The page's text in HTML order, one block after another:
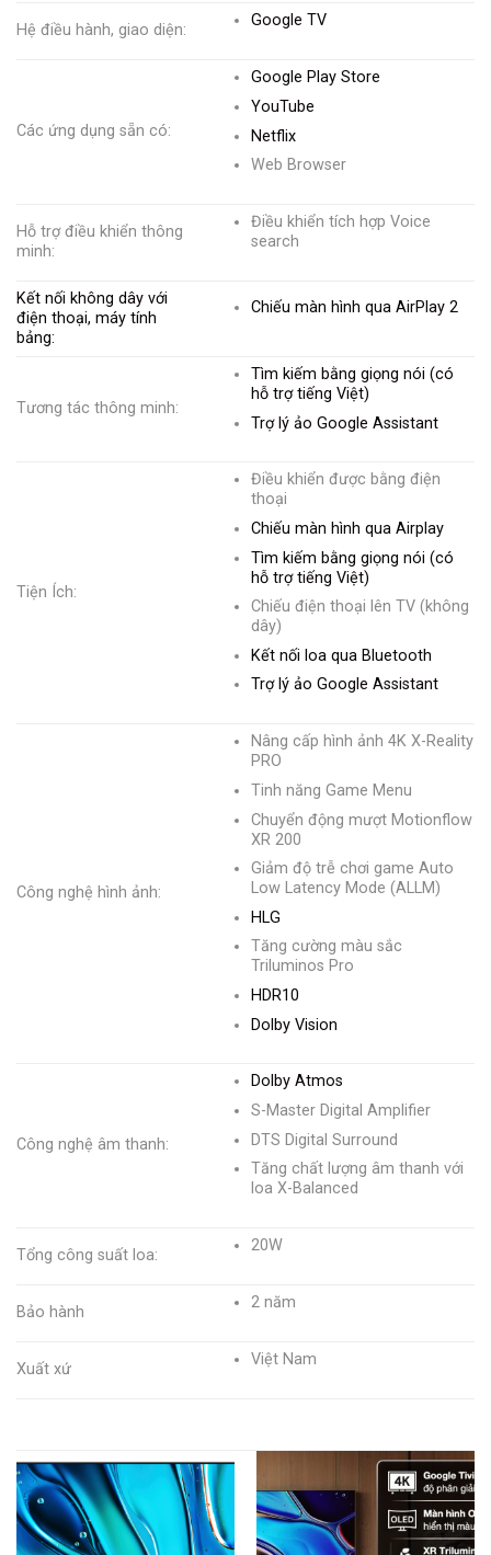
Hệ điều hành, giao diện:
Google TV
Các ứng dụng sẵn có:
Google Play Store
YouTube
Netflix
Web Browser
Hỗ trợ điều khiển thông
minh:
Điều khiển tích hợp Voice
search
Kết nối không dây với
điện thoại, máy tính
bảng:
Chiếu màn hình qua AirPlay 2
Tương tác thông minh:
Tìm kiếm bằng giọng nói (có
hỗ trợ tiếng Việt)
Trợ lý ảo Google Assistant
Tiện Ích:
Điều khiển được bằng điện
thoại
Chiếu màn hình qua Airplay
Tìm kiếm bằng giọng nói (có
hỗ trợ tiếng Việt)
Chiếu điện thoại lên TV (không
dây)
Kết nối loa qua Bluetooth
Trợ lý ảo Google Assistant
Công nghệ hình ảnh:
Nâng cấp hình ảnh 4K X-Reality
PRO
Tinh năng Game Menu
Chuyển động mượt Motionflow
XR 200
Giảm độ trễ chơi game Auto
Low Latency Mode (ALLM)
HLG
Tăng cường màu sắc
Triluminos Pro
HDR10
Dolby Vision
Công nghệ âm thanh:
Dolby Atmos
S-Master Digital Amplifier
DTS Digital Surround
Tăng chất lượng âm thanh với
loa X-Balanced
Tổng công suất loa:
20W
Bảo hành
2 năm
Xuất xứ
Việt Nam